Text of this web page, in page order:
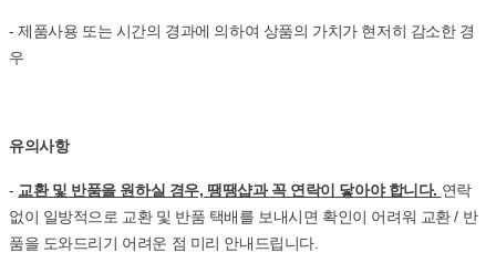
- 제품사용 또는 시간의 경과에 의하여 상품의 가치가 현저히 감소한 경
우
유의사항
- 교환 및 반품을 원하실 경우, 땡땡샵과 꼭 연락이 닿아야 합니다. 연락
없이 일방적으로 교환 및 반품 택배를 보내시면 확인이 어려워 교환 / 반
품을 도와드리기 어려운 점 미리 안내드립니다.